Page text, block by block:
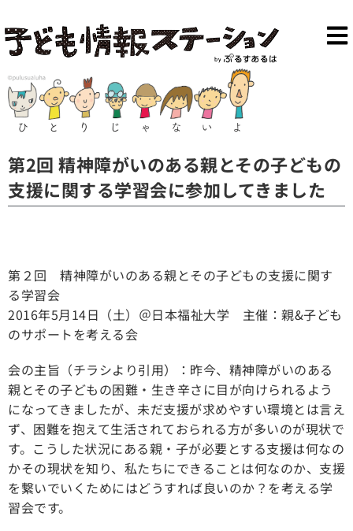
第2回 精神障がいのある親とその子どもの
支援に関する学習会に参加してきました
第２回 精神障がいのある親とその子どもの支援に関す
る学習会
2016年5月14日（土）＠日本福祉大学 主催：親&子ども
のサポートを考える会
会の主旨（チラシより引用）：昨今、精神障がいのある
親とその子どもの困難・生き辛さに目が向けられるよう
になってきましたが、未だ支援が求めやすい環境とは言え
ず、困難を抱えて生活されておられる方が多いのが現状で
す。こうした状況にある親・子が必要とする支援は何なの
かその現状を知り、私たちにできることは何なのか、支援
を繋いでいくためにはどうすれば良いのか？を考える学
習会です。